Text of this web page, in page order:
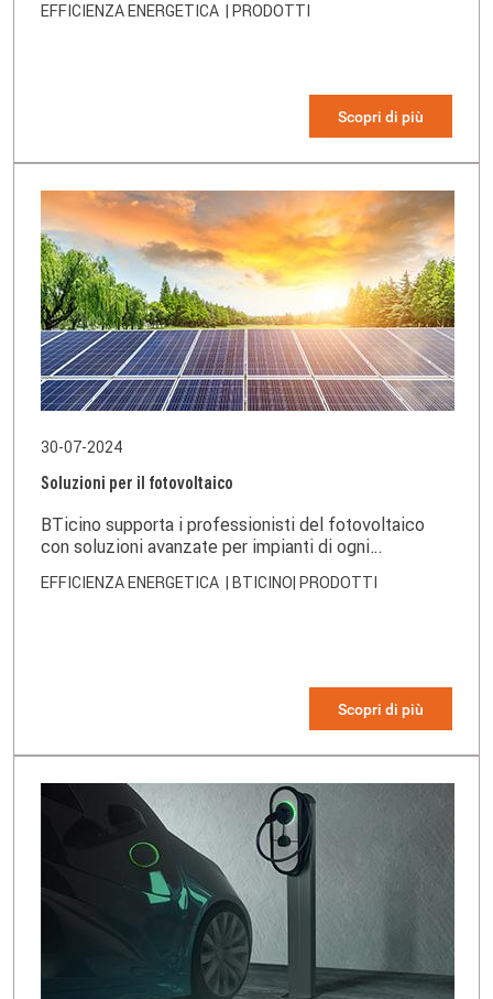
friendly per rispondere alle esigenze del settore
EFFICIENZA ENERGETICA | PRODOTTI
Scopri di più
30-07-2024
Soluzioni per il fotovoltaico
BTicino supporta i professionisti del fotovoltaico
con soluzioni avanzate per impianti di ogni
EFFICIENZA ENERGETICA | BTICINO| PRODOTTI
Scopri di più